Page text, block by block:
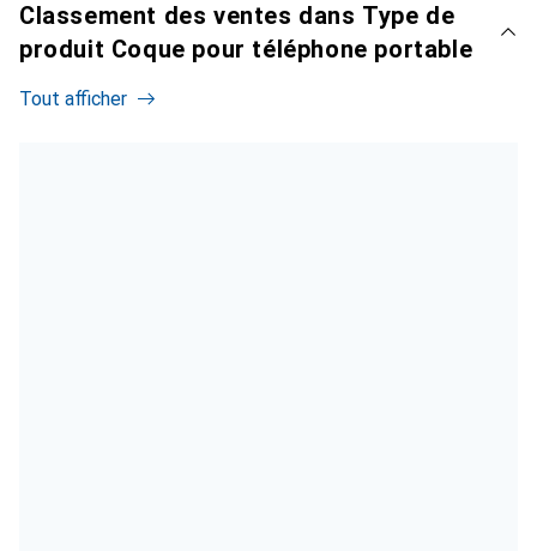
Classement des ventes dans Type de
produit Coque pour téléphone portable
Tout afficher